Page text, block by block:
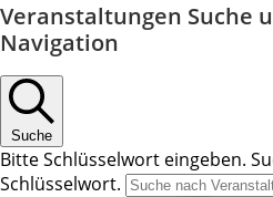
Veranstaltungen Suche
Navigation
Suche
Bitte Schlüsselwort eingeben.
Schlüsselwort.